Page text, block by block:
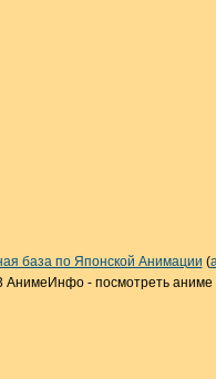
база по Японской Анимации (
АнимеИнфо - посмотреть аниме